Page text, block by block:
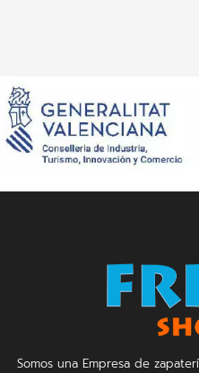
Somos una Empresa de